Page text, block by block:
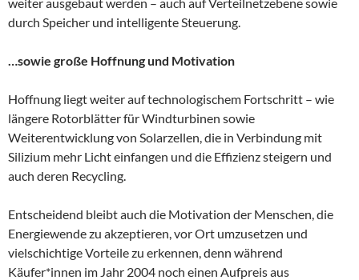
durch Speicher und intelligente Steuerung.
…sowie große Hoffnung und Motivation
Hoffnung liegt weiter auf technologischem Fortschritt – wie
längere Rotorblätter für Windturbinen sowie
Weiterentwicklung von Solarzellen, die in Verbindung mit
Silizium mehr Licht einfangen und die Effizienz steigern und
auch deren Recycling.
Entscheidend bleibt auch die Motivation der Menschen, die
Energiewende zu akzeptieren, vor Ort umzusetzen und
vielschichtige Vorteile zu erkennen, denn während
Käufer*innen im Jahr 2004 noch einen Aufpreis aus